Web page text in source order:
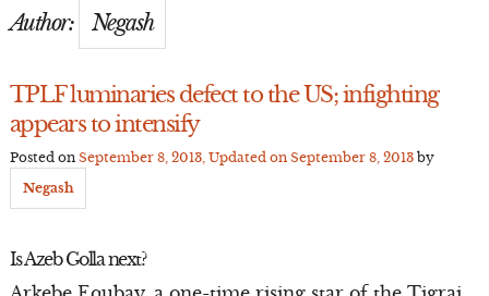
Author: Negash
TPLF luminaries defect to the US; infighting
appears to intensify
Posted on September 8, 2013, Updated on September 8, 2013by
Negash
Is Azeb Golla next?